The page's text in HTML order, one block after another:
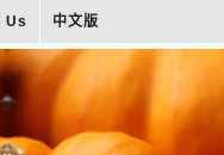
Us 中文版